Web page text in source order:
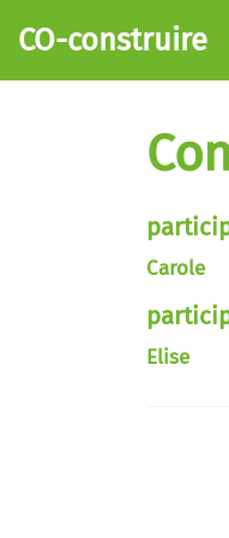
Aller au contenu
CO-construire
Carole
Elise